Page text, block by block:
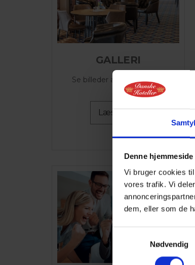
Denne
Vi bruger cookies
vores trafik. Vi
dem, eller som de
Nødvendig
GALLERI
Se billeder af Hotel Marina
Læs mere